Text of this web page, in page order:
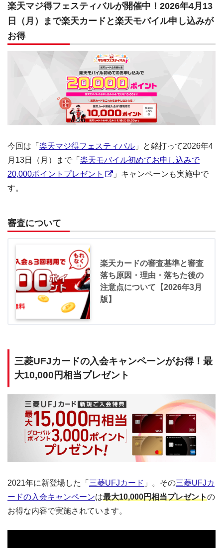
楽天マジ得フェスティバルが開催中！2026年4月13
日（月）まで楽天カードと楽天モバイル申し込みが
お得
今回は「 楽天マジ得フェスティバル 」と銘打って2026年4
月13日（月）まで「 楽天モバイル初めてお申し込みで
20,000ポイントプレゼント
」キャンペーンも実施中で
す。
審査について
楽天カードの審査基準と審査
落ち原因・理由・落ちた後の
注意点について【2026年3月
版】
三菱UFJカードの入会キャンペーンがお得！最
大10,000円相当プレゼント
2021年に新登場した「 三菱UFJカード 」。その三菱UFJカ
ードの入会キャンペーンは最大10,000円相当プレゼントの
お得な内容で実施されています。